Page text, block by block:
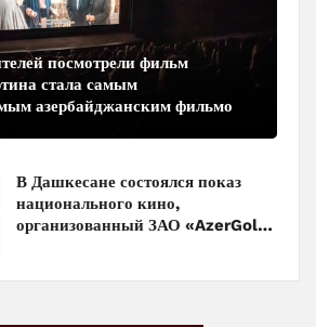
посмотрели фильм
стала самым
азербайджанским фильмом
В Дашкесане состоялся показ
национального кино,
организованный ЗАО «AzerGold»